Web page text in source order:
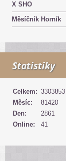
X SHO
Měsíčník Horník
Statistiky
Online: 41
Celkem: 3303853
Měsíc:
81420
Den:
2861